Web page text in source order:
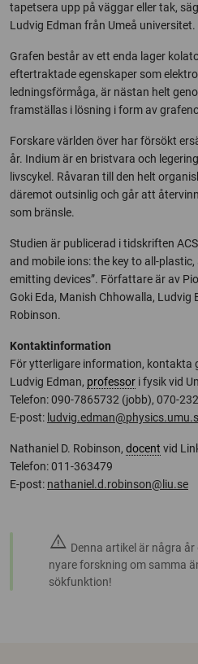
tapetsera upp på väggar eller tak,
Ludvig Edman från Umeå universitet.
Grafen består av ett enda lager
eftertraktade egenskaper som
ledningsförmåga, är nästan helt
framställas i lösning i form av
Forskare världen över har försökt
år. Indium är en bristvara och
livscykel. Råvaran till den helt
däremot outsinlig och går att
som bränsle.
Studien är publicerad i tidskriften
and mobile ions: the key to all-
emitting devices”. Författare är av
Goki Eda, Manish Chhowalla, Ludvig
Robinson.
Kontaktinformation
För ytterligare information, kontakta
Ludvig Edman, professor i fysik vid
Telefon: 090-7865732 (jobb), 070-
E-post:
Nathaniel D. Robinson, docent vid
Telefon: 011-363479
E-post: nathaniel.d.robinson@liu.se
warning Denna artikel är några
nyare forskning om samma
sökfunktion!